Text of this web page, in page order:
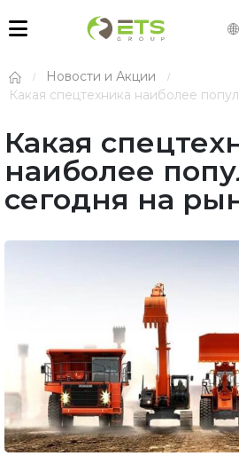
Новости и Акции
Какая спецтехника наиболее
Какая
наиболее
сегодня на